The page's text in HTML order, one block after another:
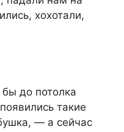
хохотали,
до потолка
такие
— а сейчас